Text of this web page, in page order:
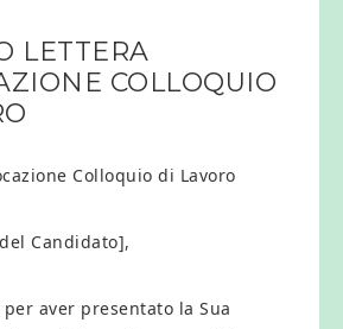
LETTERA
COLLOQUIO
Colloquio di Lavoro
Candidato],
aver presentato la Sua